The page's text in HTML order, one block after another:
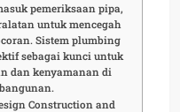
pemeriksaan pipa,
untuk mencegah
Sistem plumbing
sebagai kunci untuk
dan kenyamanan di
Construction and